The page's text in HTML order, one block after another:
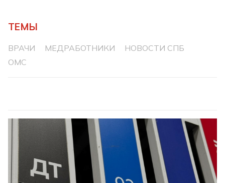
ТЕМЫ
ВРАЧИ МЕДРАБОТНИКИ
НОВОСТИ СПБ
ОМС